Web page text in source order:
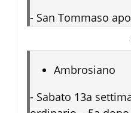
- San Tommaso
Ambrosiano
- Sabato 13a